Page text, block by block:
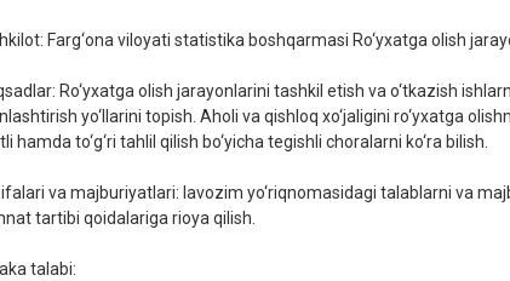
Farg‘ona viloyati statistika boshqarmasi Ro‘yxatga olish
Ro‘yxatga olish jarayonlarini tashkil etish va o‘tkazish
yo‘llarini topish. Aholi va qishloq xo‘jaligini ro‘yxatga
hamda to‘g‘ri tahlil qilish bo‘yicha tegishli choralarni ko‘ra bilish.
va majburiyatlari: lavozim yo‘riqnomasidagi talablarni va
tartibi qoidalariga rioya qilish.
talabi: